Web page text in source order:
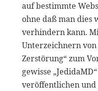
auf bestimmte
ohne daß man
verhindern kann.
Unterzeichnern
Zerstörung“ zum
gewisse
veröffentlichen und